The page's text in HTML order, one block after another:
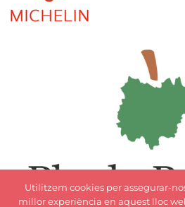
Utilitzem cookies per assegurar-
millor experiència en aquest lloc